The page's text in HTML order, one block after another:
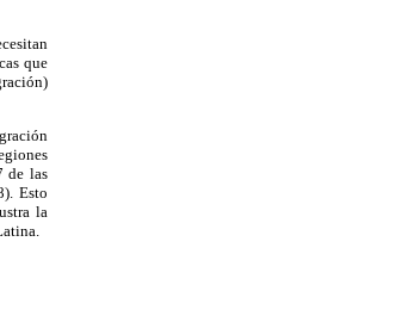
que
de las
Esto
la